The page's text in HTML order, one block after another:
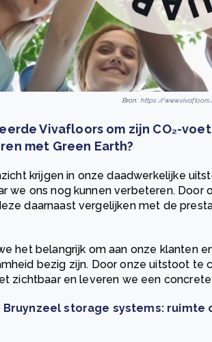
Bron: https://
Vivafloors om zijn CO₂-
met Green Earth?
krijgen in onze daadwerkelijke
we ons nog kunnen verbeteren. Door
daarnaast vergelijken met de
het belangrijk om aan onze klanten
bezig zijn. Door onze uitstoot te
zichtbaar en leveren we een
Bruynzeel storage systems: ruimte